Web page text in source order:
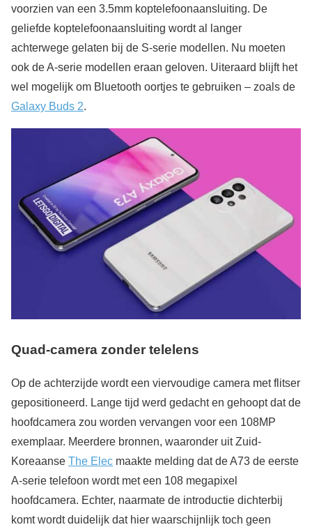
voorzien van een 3.5mm koptelefoonaansluiting. De
geliefde koptelefoonaansluiting wordt al langer
achterwege gelaten bij de S-serie modellen. Nu moeten
ook de A-serie modellen eraan geloven. Uiteraard blijft het
wel mogelijk om Bluetooth oortjes te gebruiken – zoals de
Galaxy Buds 2.
Quad-camera zonder telelens
Op de achterzijde wordt een viervoudige camera met flitser
gepositioneerd. Lange tijd werd gedacht en gehoopt dat de
hoofdcamera zou worden vervangen voor een 108MP
exemplaar. Meerdere bronnen, waaronder uit Zuid-
Koreaanse The Elec maakte melding dat de A73 de eerste
A-serie telefoon wordt met een 108 megapixel
hoofdcamera. Echter, naarmate de introductie dichterbij
komt wordt duidelijk dat hier waarschijnlijk toch geen